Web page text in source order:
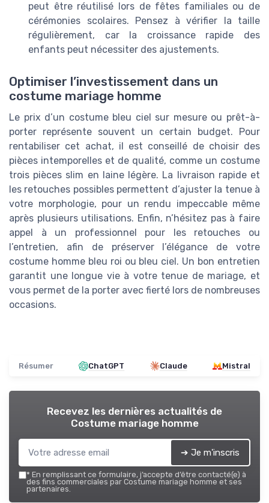
peut être réutilisé lors de fêtes familiales ou de
cérémonies scolaires. Pensez à vérifier la taille
régulièrement, car la croissance rapide des
enfants peut nécessiter des ajustements.
Optimiser l’investissement dans un
costume mariage homme
Le prix d’un costume bleu ciel sur mesure ou prêt-à-
porter représente souvent un certain budget. Pour
rentabiliser cet achat, il est conseillé de choisir des
pièces intemporelles et de qualité, comme un costume
trois pièces slim en laine légère. La livraison rapide et
les retouches possibles permettent d’ajuster la tenue à
votre morphologie, pour un rendu impeccable même
après plusieurs utilisations. Enfin, n’hésitez pas à faire
appel à un professionnel pour les retouches ou
l’entretien, afin de préserver l’élégance de votre
costume homme bleu roi ou bleu ciel. Un bon entretien
garantit une longue vie à votre tenue de mariage, et
vous permet de la porter avec fierté lors de nombreuses
occasions.
Résumer ChatGPT Claude Mistral
Recevez les dernières actualités de
Costume mariage homme
➔ Je m'inscris
* En remplissant ce formulaire, j’accepte d’être contacté(e) à
des fins commerciales par Costume mariage homme et ses
partenaires.